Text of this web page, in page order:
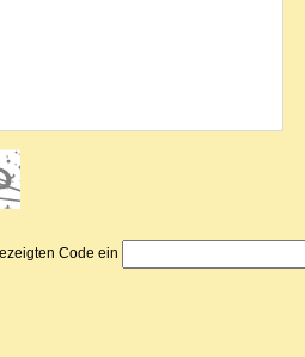
Code ein